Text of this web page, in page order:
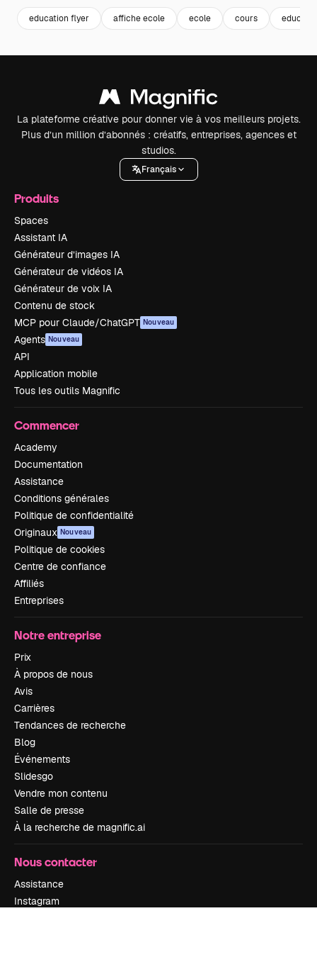
education flyer affiche ecole ecole cours
La plateforme créative pour donner vie à vos meilleurs projets.
Plus d’un million d’abonnés : créatifs, entreprises, agences et
studios.
Français
Produits
Spaces
Assistant IA
Générateur d’images IA
Générateur de vidéos IA
Générateur de voix IA
Contenu de stock
MCP pour Claude/ChatGPT Nouveau
Agents Nouveau
API
Application mobile
Tous les outils Magnific
Commencer
Academy
Documentation
Assistance
Conditions générales
Politique de confidentialité
Originaux Nouveau
Politique de cookies
Centre de confiance
Affiliés
Entreprises
Notre entreprise
Prix
À propos de nous
Avis
Carrières
Tendances de recherche
Blog
Événements
Slidesgo
Vendre mon contenu
Salle de presse
À la recherche de magnific.ai
Nous contacter
Assistance
Instagram